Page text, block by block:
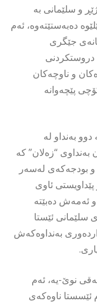
و سلێمانی بە
دەبەستێتەوە، ئەم
جێگری
و ناوچەکان
پێچەوانە
بەنداو لە
“زەلان” کە
و بودجەکەی لەسەر
ئاوی
ئەمەش دەبێتە
سلێمانی ئێستا
بەنداوەکەش
نوێ-یە، ئەم
ئێسستا ناوەکەی